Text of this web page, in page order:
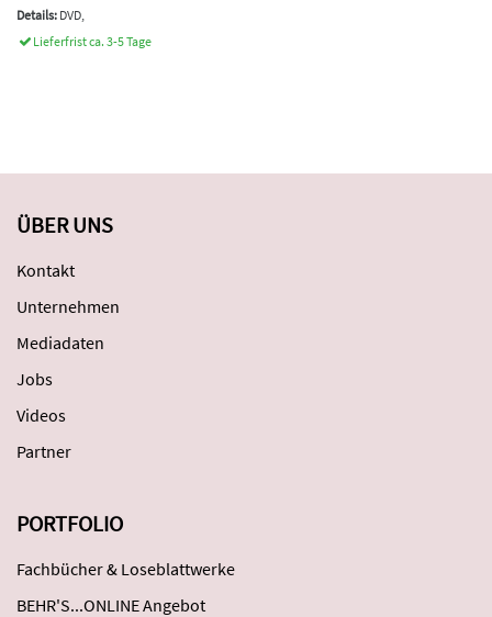
Details: DVD,
Lieferfrist ca. 3-5 Tage
ÜBER UNS
Kontakt
Unternehmen
Mediadaten
Jobs
Videos
Partner
PORTFOLIO
Fachbücher & Loseblattwerke
BEHR'S...ONLINE Angebot